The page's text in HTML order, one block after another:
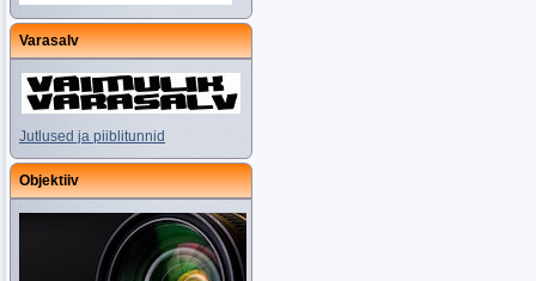
Varasalv
Jutlused ja piiblitunnid
Objektiiv